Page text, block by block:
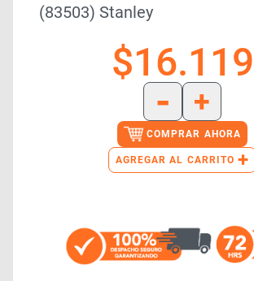
(83503) Stanley
$16.119
-
+
COMPRAR AHORA
AGREGAR AL CARRITO +